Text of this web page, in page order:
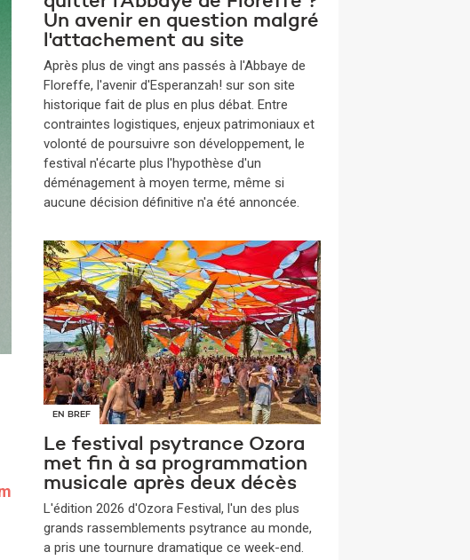
Un avenir en question malgré
l'attachement au site
Après plus de vingt ans passés à l'Abbaye de
Floreffe, l'avenir d'Esperanzah! sur son site
historique fait de plus en plus débat. Entre
contraintes logistiques, enjeux patrimoniaux et
volonté de poursuivre son développement, le
festival n'écarte plus l'hypothèse d'un
déménagement à moyen terme, même si
aucune décision définitive n'a été annoncée.
EN BREF
Le festival psytrance Ozora
met fin à sa programmation
musicale après deux décès
L'édition 2026 d'Ozora Festival, l'un des plus
grands rassemblements psytrance au monde,
a pris une tournure dramatique ce week-end.